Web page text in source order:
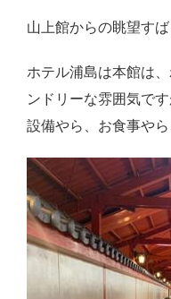
山上館からの眺望す
ホテル浦島は本館は
ンドリーな雰囲気で
設備やら、お食事や